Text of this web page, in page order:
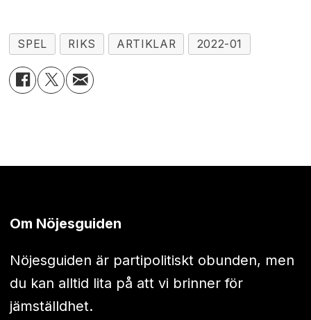
SPEL RIKS ARTIKLAR 2022-01
Om Nöjesguiden
Nöjesguiden är partipolitiskt obunden, men
du kan alltid lita på att vi brinner för
jämställdhet.